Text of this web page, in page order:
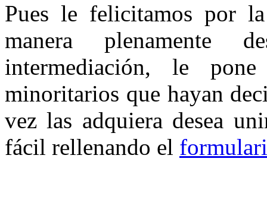
Pues le felicitamos por
manera plenamente
intermediación, le
minoritarios que hayan
vez las adquiera desea
fácil rellenando el